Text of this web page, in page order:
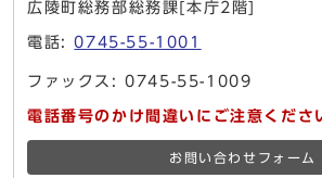
広陵町総務部総務課[本庁2階]
電話:0745-55-1001
ファックス: 0745-55-1009
電話番号のかけ間違いにご注意くださ
お問い合わせフォーム